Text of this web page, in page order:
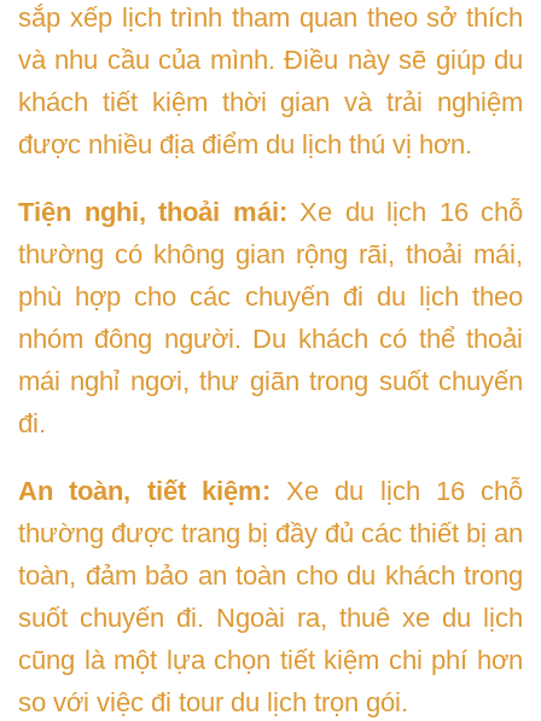
sắp xếp lịch trình tham quan theo sở thích
và nhu cầu của mình. Điều này sẽ giúp du
khách tiết kiệm thời gian và trải nghiệm
được nhiều địa điểm du lịch thú vị hơn.
Tiện nghi, thoải mái: Xe du lịch 16 chỗ
thường có không gian rộng rãi, thoải mái,
phù hợp cho các chuyến đi du lịch theo
nhóm đông người. Du khách có thể thoải
mái nghỉ ngơi, thư giãn trong suốt chuyến
đi.
An toàn, tiết kiệm: Xe du lịch 16 chỗ
thường được trang bị đầy đủ các thiết bị an
toàn, đảm bảo an toàn cho du khách trong
suốt chuyến đi. Ngoài ra, thuê xe du lịch
cũng là một lựa chọn tiết kiệm chi phí hơn
so với việc đi tour du lịch trọn gói.